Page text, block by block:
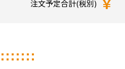
注文予定合計(税別)